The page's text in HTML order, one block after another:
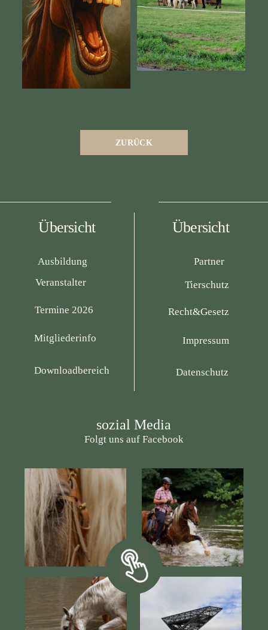
ZURÜCK
Übersicht Übersicht
sozial Media
Folgt uns auf Facebook
Veranstalter
Partner
Ausbildung
Tierschutz
Recht&Gesetz
Termine 2026
Mitgliederinfo Impressum
Downloadbereich Datenschutz